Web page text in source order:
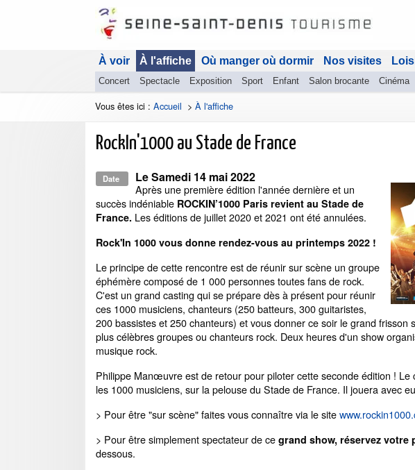
À voir À l'affiche
Concert Spectacle Exposition Sport Enfant Salon brocante Cinéma
Où manger où dormir Nos visites
Vous êtes ici : Accueil > À l'affiche
RockIn'1000 au Stade de France
Date LeSamedi 14 mai 2022
Après une première édition l'année dernière et un
succès indéniable ROCKIN’1000 Paris revient au Stade de
France. Les éditions de juillet 2020 et 2021 ont été annulées.
Rock'In 1000 vous donne rendez-vous au printemps 2022 !
Le principe de cette rencontre est de réunir sur scène un groupe
éphémère composé de 1 000 personnes toutes fans de rock.
C'est un grand casting qui se prépare dès à présent pour réunir
ces 1000 musiciens, chanteurs (250 batteurs, 300 guitaristes,
200 bassistes et 250 chanteurs) et vous donner ce soir le grand frisson
plus célèbres groupes ou chanteurs rock. Deux heures d'un show
musique rock.
Philippe Manœuvre est de retour pour piloter cette seconde édition ! Le
les 1000 musiciens, sur la pelouse du Stade de France. Il jouera avec
> Pour être "sur scène" faites vous connaître via le site
> Pour être simplement spectateur de ce grand show, réservez votre
dessous.